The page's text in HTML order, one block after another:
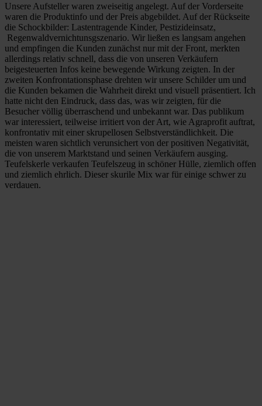
Unsere Aufsteller waren zweiseitig angelegt. Auf der Vorderseite
waren die Produktinfo und der Preis abgebildet. Auf der Rückseite
die Schockbilder: Lastentragende Kinder, Pestizideinsatz,
Regenwaldvernichtunsgszenario. Wir ließen es langsam angehen
und empfingen die Kunden zunächst nur mit der Front, merkten
allerdings relativ schnell, dass die von unseren Verkäufern
beigesteuerten Infos keine bewegende Wirkung zeigten. In der
zweiten Konfrontationsphase drehten wir unsere Schilder um und
die Kunden bekamen die Wahrheit direkt und visuell präsentiert. Ich
hatte nicht den Eindruck, dass das, was wir zeigten, für die
Besucher völlig überraschend und unbekannt war. Das publikum
war interessiert, teilweise irritiert von der Art, wie Agraprofit auftrat,
konfrontativ mit einer skrupellosen Selbstverständlichkeit. Die
meisten waren sichtlich verunsichert von der positiven Negativität,
die von unserem Marktstand und seinen Verkäufern ausging.
Teufelskerle verkaufen Teufelszeug in schöner Hülle, ziemlich offen
und ziemlich ehrlich. Dieser skurile Mix war für einige schwer zu
verdauen.